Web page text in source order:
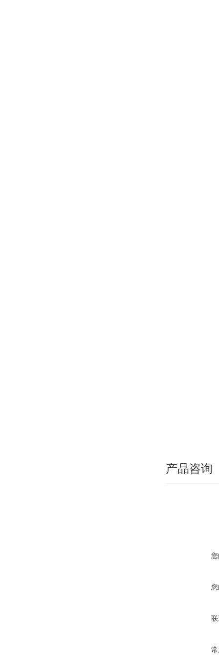
产品咨询